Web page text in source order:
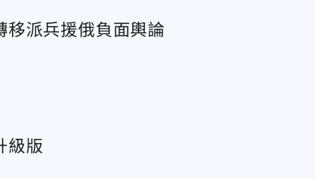
派兵援俄負面輿論
級版